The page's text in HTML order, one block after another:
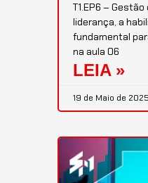
T1.EP6 –
liderança, a
fundamental
na aula 06
LEIA »
19 de Maio de 2025